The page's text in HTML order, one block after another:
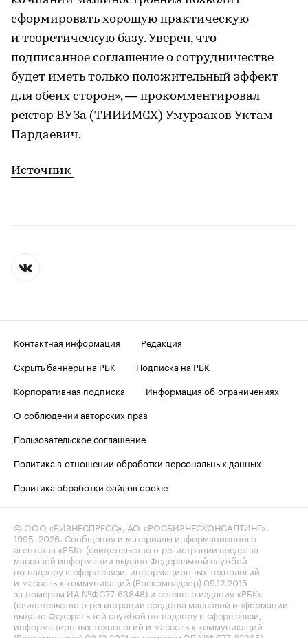
сформировать хорошую практическую
и теоретическую базу. Уверен, что
подписанное соглашение о сотрудничестве
будет иметь только положительный эффект
для обеих сторон», — прокомментировал
ректор ВУЗа (ТИИИМСХ) Умурзаков Уктам
Пардаевич.
Источник
Контактная информация
Редакция
Скрыть баннеры на РБК
Подписка на РБК
Корпоративная подписка
Информация об ограничениях
О соблюдении авторских прав
Пользовательское соглашение
Политика в отношении обработки персональных данных
Политика обработки файлов cookie
© ООО «БИЗНЕСПРЕСС», АО «РОСБИЗНЕСКОНСАЛТИНГ»,
1995–2026 . Сообщения и материалы информационного
агентства «РБК» (свидетельство о регистрации средства
массовой информации выдано Федеральной службой
по надзору в сфере связи, информационных технологий
и массовых коммуникаций (Роскомнадзор) 09.12.2015
за номером ИА №ФС77-63848) и сетевого издания «РБК»
(свидетельство о регистрации средства массовой информации
выдано Федеральной службой по надзору в сфере связи,
информационных технологий и массовых коммуникаций